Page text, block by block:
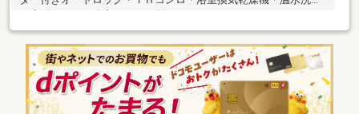
小田急ＯＸ・・・・・・・・・約６８０ｍ（徒歩９分）・原田内
科クリニック・・・・・約２２０ｍ（徒歩３分）・ファミリーマ
ート西生田店・・約４３０ｍ（徒歩６分）